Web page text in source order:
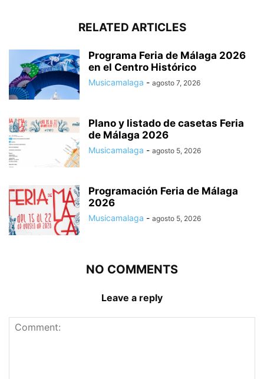
RELATED ARTICLES
Programa Feria de Málaga 2026
en el Centro Histórico
Musicamalaga - agosto 7, 2026
Plano y listado de casetas Feria
de Málaga 2026
Musicamalaga - agosto 5, 2026
Programación Feria de Málaga
2026
Musicamalaga - agosto 5, 2026
NO COMMENTS
Leave a reply